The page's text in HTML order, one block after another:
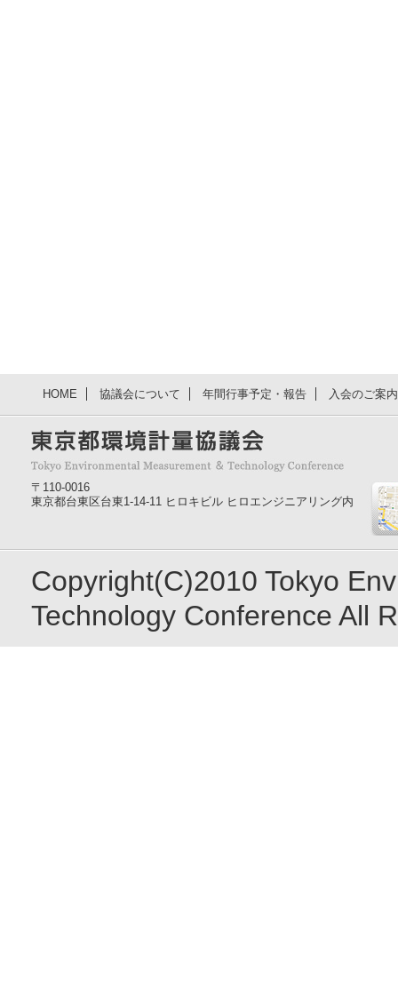
HOME 協議会について 年間行事予定・報告 入会のご案
〒110-0016
東京都台東区台東1-14-11 ヒロキビル ヒロエンジニアリング内
Copyright(C)2010 Tokyo
Technology Conference All